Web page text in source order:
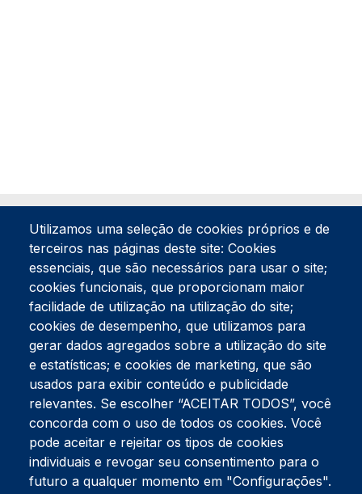
Tel:234 390 100Fax:234 390 100
Endereço Postal
Apartado 42
Rua Gil Eanes 31
3834-908 Gafanha da Nazaré
Estúdios
Rua Prior Guerra
Edifício do Centro Cultural da Gafanha da Nazaré
3830-556 Gafanha da Nazaré
Utilizamos uma seleção de cookies próprios e de
terceiros nas páginas deste site: Cookies
essenciais, que são necessários para usar o site;
cookies funcionais, que proporcionam maior
facilidade de utilização na utilização do site;
cookies de desempenho, que utilizamos para
gerar dados agregados sobre a utilização do site
e estatísticas; e cookies de marketing, que são
usados para exibir conteúdo e publicidade
relevantes. Se escolher “ACEITAR TODOS”, você
concorda com o uso de todos os cookies. Você
pode aceitar e rejeitar os tipos de cookies
individuais e revogar seu consentimento para o
futuro a qualquer momento em "Configurações".